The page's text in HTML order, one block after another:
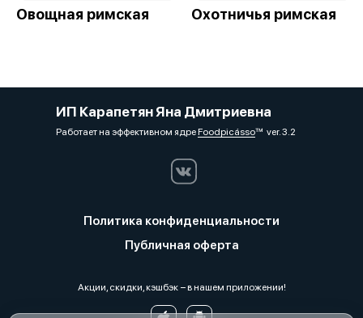
Овощная римская Охотничья римская
ИП Карапетян Яна Дмитриевна
Работает на эффективном ядреFoodpicássover. 3.2
Политика конфиденциальности
Публичная оферта
Акции, скидки, кэшбэк − в нашем приложении!